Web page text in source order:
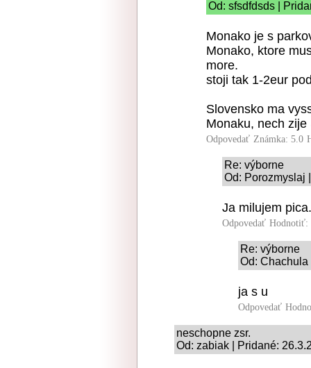
Od: sfsdfdsds |
Monako je s
Monako, ktore
more.
stoji tak 1-2eur
Slovensko ma
Monaku, nech zije
Odpovedať Známka: 5.0
Re: výborne
Od: Porozmyslaj
Ja milujem pica.
Odpovedať Hodnotiť:
Re: výborne
Od:
ja s u
Odpovedať
neschopne zsr.
Od: zabiak | Pridané: